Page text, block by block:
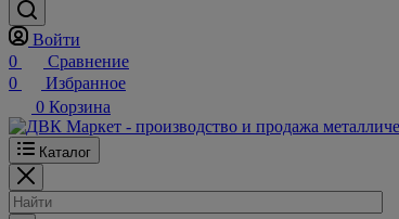
Войти
0
Сравнение
0
Избранное
0 Корзина
Каталог